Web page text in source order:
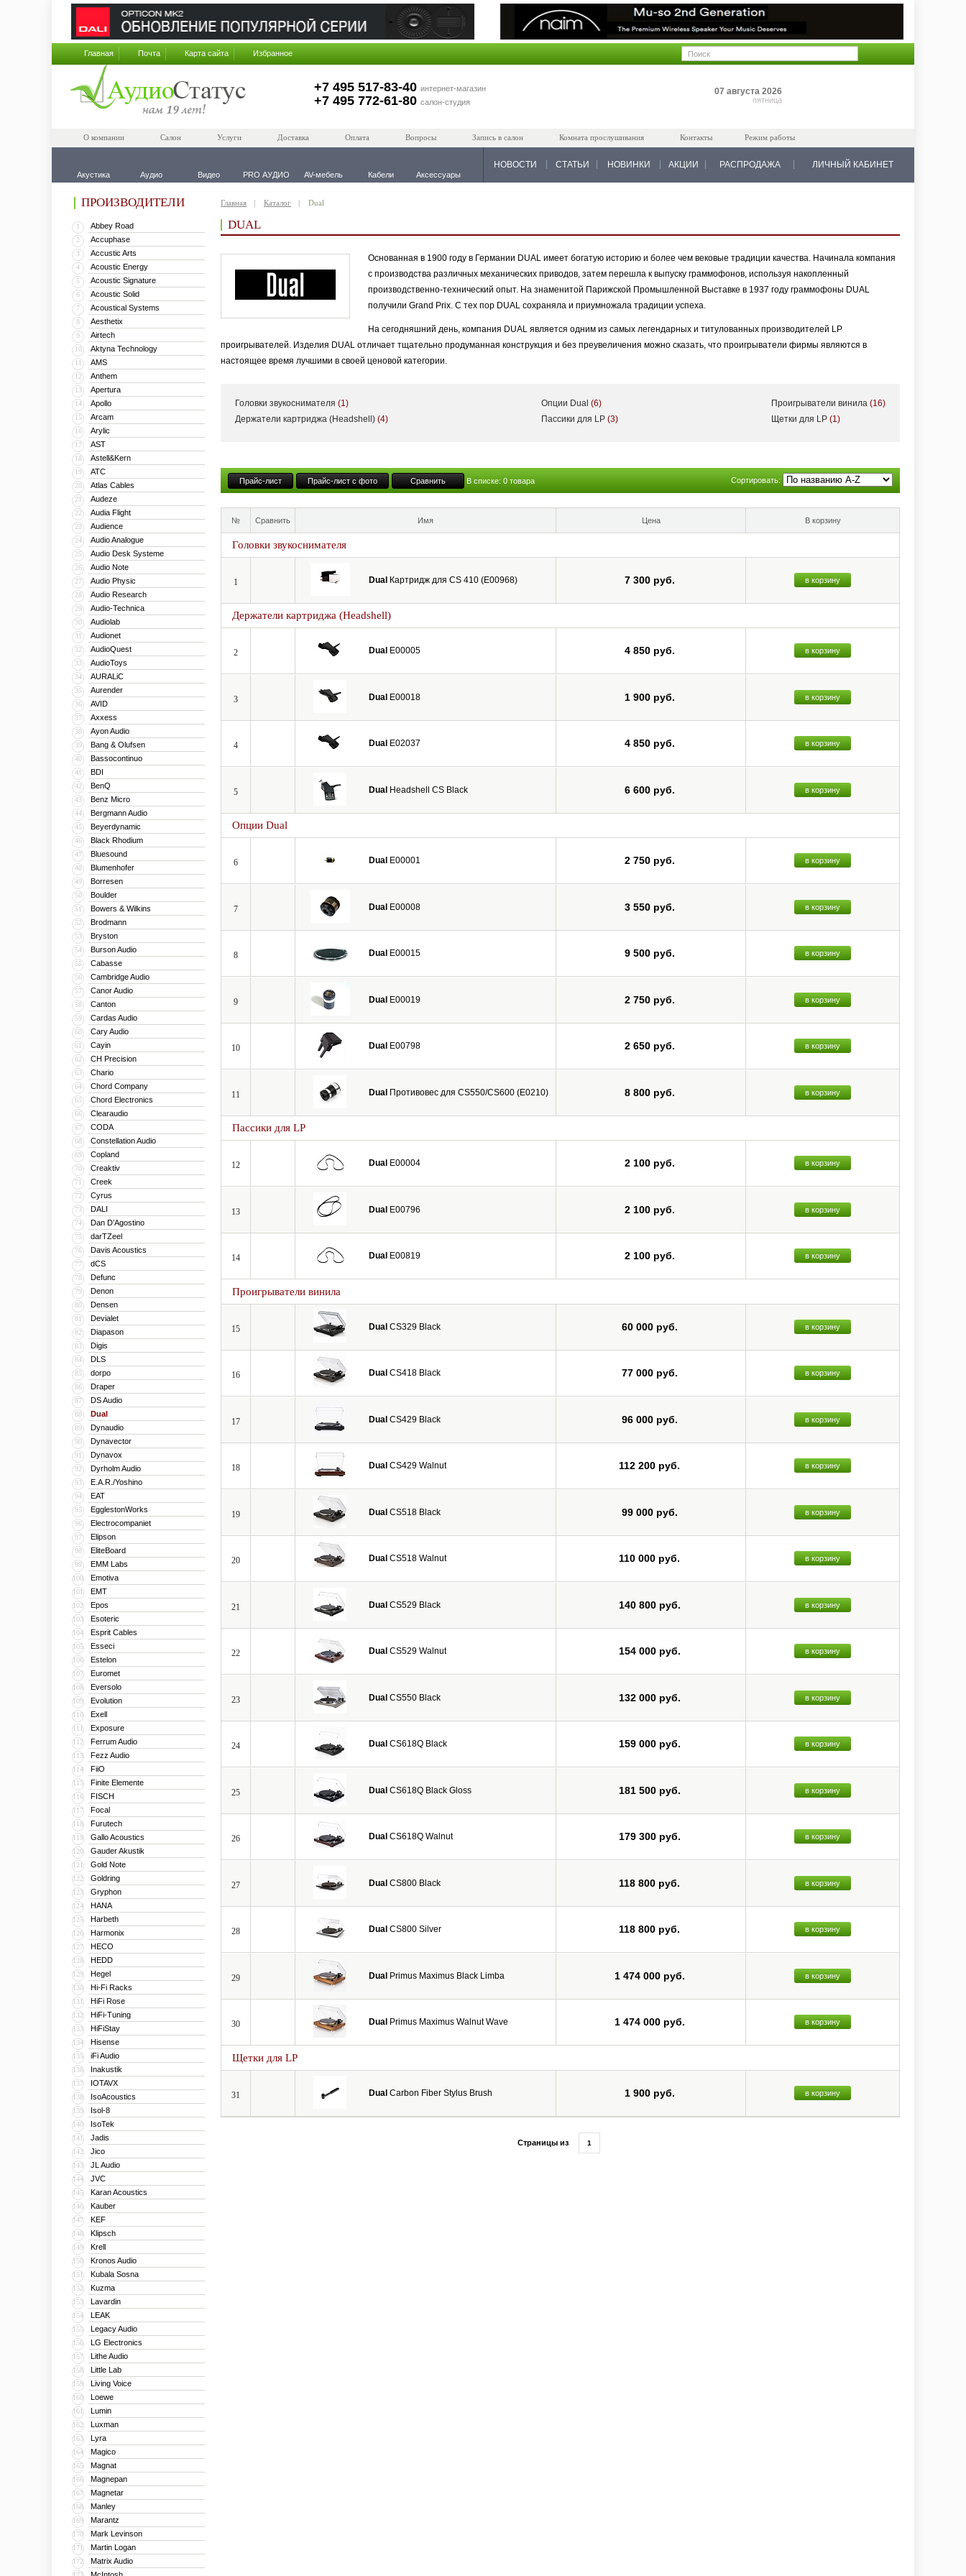
Главная Почта Карта сайта Избранное
+7 495 517-83-40 интернет-магазин
+7 495 772-61-80 салон-студия
07 августа 2026
пятница
О компании Салон Услуги Доставка Оплата Вопросы Запись в салон Комната прослушивания Контакты Режим работы
Акустика Аудио Видео PRO АУДИО AV-мебель Кабели Аксессуары
НОВОСТИ СТАТЬИ НОВИНКИ АКЦИИ РАСПРОДАЖА ЛИЧНЫЙ КАБИНЕТ
ПРОИЗВОДИТЕЛИ
1 Abbey Road
2 Accuphase
3 Accustic Arts
4 Acoustic Energy
5 Acoustic Signature
6 Acoustic Solid
7 Acoustical Systems
8 Aesthetix
9 Airtech
10 Aktyna Technology
11 AMS
12 Anthem
13 Apertura
14 Apollo
15 Arcam
16 Arylic
17 AST
18 Astell&Kern
19 ATC
20 Atlas Cables
21 Audeze
22 Audia Flight
23 Audience
24 Audio Analogue
25 Audio Desk Systeme
26 Audio Note
27 Audio Physic
28 Audio Research
29 Audio-Technica
30 Audiolab
31 Audionet
32 AudioQuest
33 AudioToys
34 AURALiC
35 Aurender
36 AVID
37 Axxess
38 Ayon Audio
39 Bang & Olufsen
40 Bassocontinuo
41 BDI
42 BenQ
43 Benz Micro
44 Bergmann Audio
45 Beyerdynamic
46 Black Rhodium
47 Bluesound
48 Blumenhofer
49 Borresen
50 Boulder
51 Bowers & Wilkins
52 Brodmann
53 Bryston
54 Burson Audio
55 Cabasse
56 Cambridge Audio
57 Canor Audio
58 Canton
59 Cardas Audio
60 Cary Audio
61 Cayin
62 CH Precision
63 Chario
64 Chord Company
65 Chord Electronics
66 Clearaudio
67 CODA
68 Constellation Audio
69 Copland
70 Creaktiv
71 Creek
72 Cyrus
73 DALI
74 Dan D’Agostino
75 darTZeel
76 Davis Acoustics
77 dCS
78 Defunc
79 Denon
80 Densen
81 Devialet
82 Diapason
83 Digis
84 DLS
85 dorpo
86 Draper
87 DS Audio
88 Dual
89 Dynaudio
90 Dynavector
91 Dynavox
92 Dyrholm Audio
93 E.A.R./Yoshino
94 EAT
95 EgglestonWorks
96 Electrocompaniet
97 Elipson
98 EliteBoard
99 EMM Labs
100 Emotiva
101 EMT
102 Epos
103 Esoteric
104 Esprit Cables
105 Esseci
106 Estelon
107 Euromet
108 Eversolo
109 Evolution
110 Exell
111 Exposure
112 Ferrum Audio
113 Fezz Audio
114 FiiO
115 Finite Elemente
116 FISCH
117 Focal
118 Furutech
119 Gallo Acoustics
120 Gauder Akustik
121 Gold Note
122 Goldring
123 Gryphon
124 HANA
125 Harbeth
126 Harmonix
127 HECO
128 HEDD
129 Hegel
130 Hi-Fi Racks
131 HiFi Rose
132 HiFi-Tuning
133 HiFiStay
134 Hisense
135 iFi Audio
136 Inakustik
137 IOTAVX
138 IsoAcoustics
139 Isol-8
140 IsoTek
141 Jadis
142 Jico
143 JL Audio
144 JVC
145 Karan Acoustics
146 Kauber
147 KEF
148 Klipsch
149 Krell
150 Kronos Audio
151 Kubala Sosna
152 Kuzma
153 Lavardin
154 LEAK
155 Legacy Audio
156 LG Electronics
157 Lithe Audio
158 Little Lab
159 Living Voice
160 Loewe
161 Lumin
162 Luxman
163 Lyra
164 Magico
165 Magnat
166 Magnepan
167 Magnetar
168 Manley
169 Marantz
170 Mark Levinson
171 Martin Logan
172 Matrix Audio
Главная Каталог Dual
DUAL
Основанная в 1900 году в Германии DUAL имеет богатую историю и более чем вековые традиции качества. Начинала компания
с производства различных механических приводов, затем перешла к выпуску граммофонов, используя накопленный
производственно-технический опыт. На знаменитой Парижской Промышленной Выставке в 1937 году граммофоны DUAL
получили Grand Prix. С тех пор DUAL сохраняла и приумножала традиции успеха.
На сегодняшний день, компания DUAL является одним из самых легендарных и титулованных производителей LP
проигрывателей. Изделия DUAL отличает тщательно продуманная конструкция и без преувеличения можно сказать, что проигрыватели фирмы являются в
настоящее время лучшими в своей ценовой категории.
Головки звукоснимателя (1)
Держатели картриджа (Headshell) (4)
Опции Dual (6)
Пассики для LP (3)
Проигрыватели винила (16)
Щетки для LP (1)
Прайс-лист Прайс-лист с фото Сравнить В списке: 0 товара Сортировать:
№ Сравнить Имя Цена В корзину
Головки звукоснимателя
1 Dual Картридж для CS 410 (E00968) 7 300 руб. в корзину
Держатели картриджа (Headshell)
2 Dual E00005 4 850 руб. в корзину
3 Dual E00018 1 900 руб. в корзину
4 Dual E02037 4 850 руб. в корзину
5 Dual Headshell CS Black 6 600 руб. в корзину
Опции Dual
6 Dual E00001 2 750 руб. в корзину
7 Dual E00008 3 550 руб. в корзину
8 Dual E00015 9 500 руб. в корзину
9 Dual E00019 2 750 руб. в корзину
10 Dual E00798 2 650 руб. в корзину
11 Dual Противовес для CS550/CS600 (E0210) 8 800 руб. в корзину
Пассики для LP
12 Dual E00004 2 100 руб. в корзину
13 Dual E00796 2 100 руб. в корзину
14 Dual E00819 2 100 руб. в корзину
Проигрыватели винила
15 Dual CS329 Black 60 000 руб. в корзину
16 Dual CS418 Black 77 000 руб. в корзину
17 Dual CS429 Black 96 000 руб. в корзину
18 Dual CS429 Walnut 112 200 руб. в корзину
19 Dual CS518 Black 99 000 руб. в корзину
20 Dual CS518 Walnut 110 000 руб. в корзину
21 Dual CS529 Black 140 800 руб. в корзину
22 Dual CS529 Walnut 154 000 руб. в корзину
23 Dual CS550 Black 132 000 руб. в корзину
24 Dual CS618Q Black 159 000 руб. в корзину
25 Dual CS618Q Black Gloss 181 500 руб. в корзину
26 Dual CS618Q Walnut 179 300 руб. в корзину
27 Dual CS800 Black 118 800 руб. в корзину
28 Dual CS800 Silver 118 800 руб. в корзину
29 Dual Primus Maximus Black Limba 1 474 000 руб. в корзину
30 Dual Primus Maximus Walnut Wave 1 474 000 руб. в корзину
Щетки для LP
31 Dual Carbon Fiber Stylus Brush 1 900 руб. в корзину
Страницы из 1